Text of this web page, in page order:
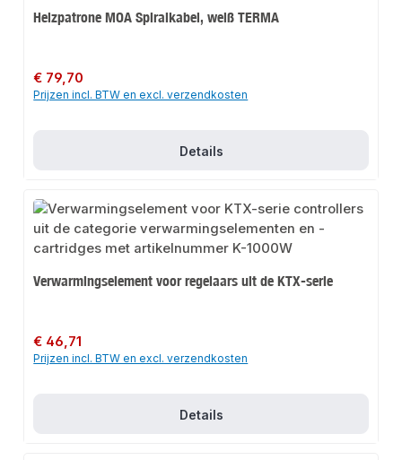
Heizpatrone MOA Spiralkabel, weiß TERMA
Normale prijs:
€ 79,70
Prijzen incl. BTW en excl. verzendkosten
Details
Verwarmingselement voor regelaars uit de KTX-serie
Normale prijs:
€ 46,71
Prijzen incl. BTW en excl. verzendkosten
Details